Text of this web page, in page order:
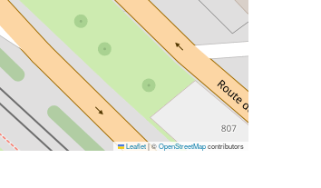
Leaflet|©OpenStreetMapcontributors